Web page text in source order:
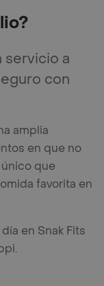
servicio a
con
amplia
en que no
que
favorita en
en Snak Fits